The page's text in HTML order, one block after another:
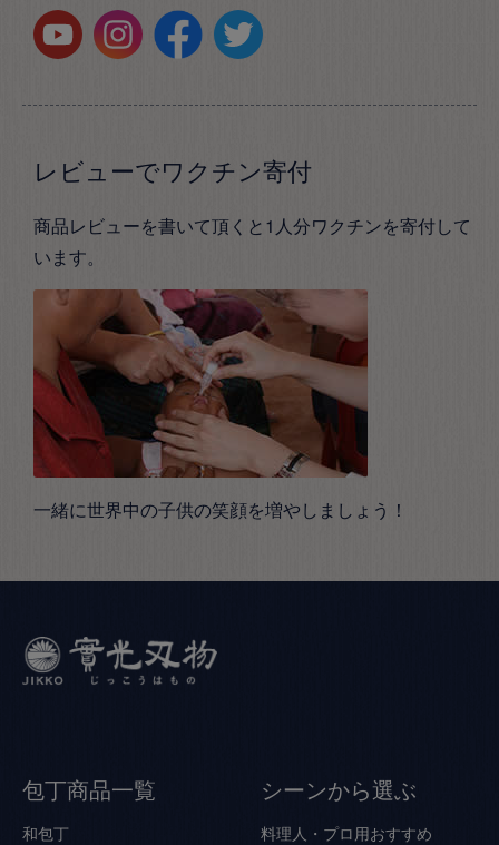
レビューでワクチン寄付
商品レビューを書いて頂くと1人分ワクチンを寄付して
います。
一緒に世界中の子供の笑顔を増やしましょう！
包丁商品一覧
和包丁
シーンから選ぶ
料理人・プロ用おすすめ